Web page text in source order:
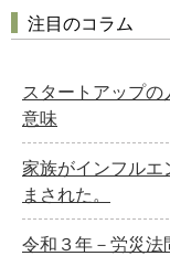
注目のコラム
スタートアップ
意味
家族がインフル
まされた。
令和３年－労災法